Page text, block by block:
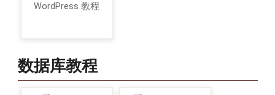
WordPress 教程
数据库教程